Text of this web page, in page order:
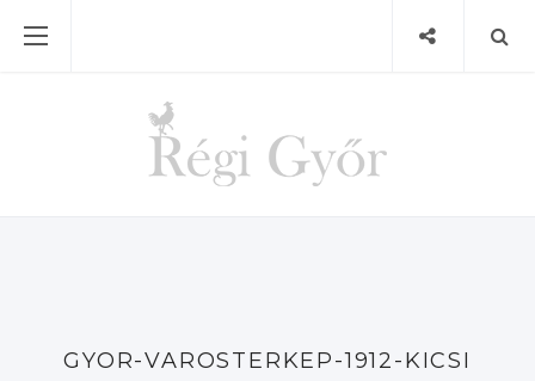
GYOR-VAROSTERKEP-1912-KICSI